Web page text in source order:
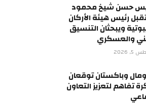
حسن شيخ محمود
رئيس هيئة الأركان
ويبحثان التنسيق
والعسكري
2026
وباكستان توقعان
تفاهم لتعزيز التعاون